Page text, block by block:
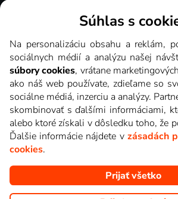
Videotéka
Copyright © goNET s.r.o. Na tomto webe sú
z relácií TV staníc, ktoré môžete
Súhlas s
Na personalizáciu obsahu a reklám,
sociálnych médií a analýzu našej
súbory cookies, vrátane
ako náš web používate, zdieľame so
sociálne médiá, inzerciu a analýzy.
skombinovať s ďalšími informáciami,
alebo ktoré získali v dôsledku toho, že
Ďalšie informácie nájdete v zásadách
cookies.
Prijať všetko